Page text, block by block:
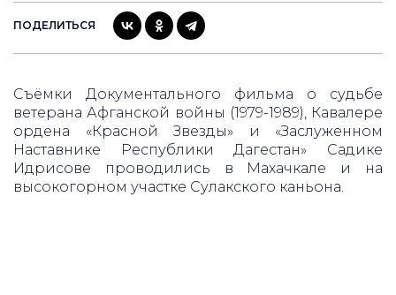
ПОДЕЛИТЬСЯ
Съёмки Документального фильма о судьбе
ветерана Афганской войны (1979-1989), Кавалере
ордена «Красной Звезды» и «Заслуженном
Наставнике Республики Дагестан» Садике
Идрисове проводились в Махачкале и на
высокогорном участке Сулакского каньона.